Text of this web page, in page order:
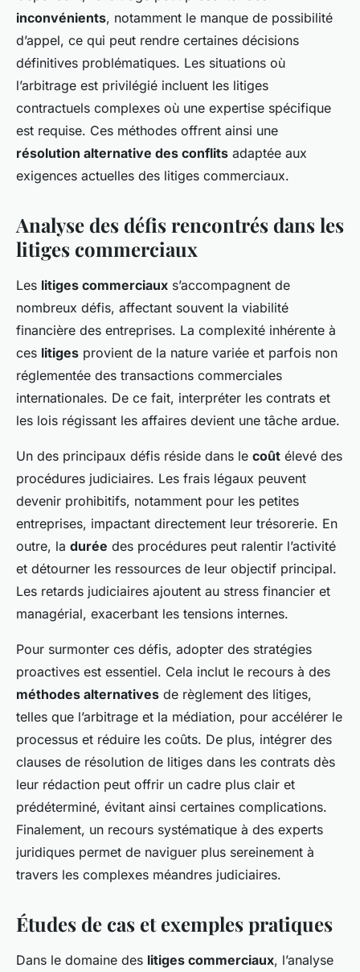
inconvénients, notamment le manque de possibilité
d’appel, ce qui peut rendre certaines décisions
définitives problématiques. Les situations où
l’arbitrage est privilégié incluent les litiges
contractuels complexes où une expertise spécifique
est requise. Ces méthodes offrent ainsi une
résolution alternative des conflits adaptée aux
exigences actuelles des litiges commerciaux.
Analyse des défis rencontrés dans les
litiges commerciaux
Les litiges commerciaux s’accompagnent de
nombreux défis, affectant souvent la viabilité
financière des entreprises. La complexité inhérente à
ces litiges provient de la nature variée et parfois non
réglementée des transactions commerciales
internationales. De ce fait, interpréter les contrats et
les lois régissant les affaires devient une tâche ardue.
Un des principaux défis réside dans le coût élevé des
procédures judiciaires. Les frais légaux peuvent
devenir prohibitifs, notamment pour les petites
entreprises, impactant directement leur trésorerie. En
outre, la durée des procédures peut ralentir l’activité
et détourner les ressources de leur objectif principal.
Les retards judiciaires ajoutent au stress financier et
managérial, exacerbant les tensions internes.
Pour surmonter ces défis, adopter des stratégies
proactives est essentiel. Cela inclut le recours à des
méthodes alternatives de règlement des litiges,
telles que l’arbitrage et la médiation, pour accélérer le
processus et réduire les coûts. De plus, intégrer des
clauses de résolution de litiges dans les contrats dès
leur rédaction peut offrir un cadre plus clair et
prédéterminé, évitant ainsi certaines complications.
Finalement, un recours systématique à des experts
juridiques permet de naviguer plus sereinement à
travers les complexes méandres judiciaires.
Études de cas et exemples pratiques
Dans le domaine des litiges commerciaux, l’analyse